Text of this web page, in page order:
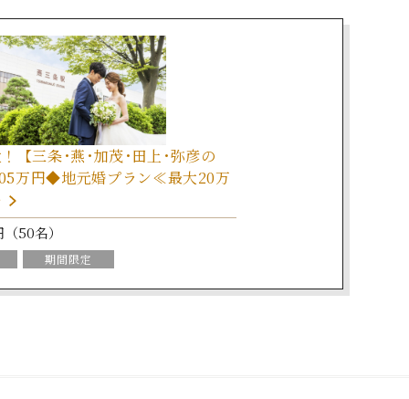
【三条･燕･加茂･田上･弥彦の
万円◆地元婚プラン≪最大20万
50名）
期間限定